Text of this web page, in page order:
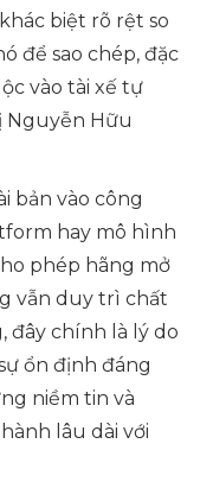
biệt rõ rệt so
để sao chép, đặc
vào tài xế tự
Nguyễn Hữu
bản vào công
hay mô hình
phép hãng mở
vẫn duy trì chất
đây chính là lý do
ổn định đáng
niềm tin và
lâu dài với